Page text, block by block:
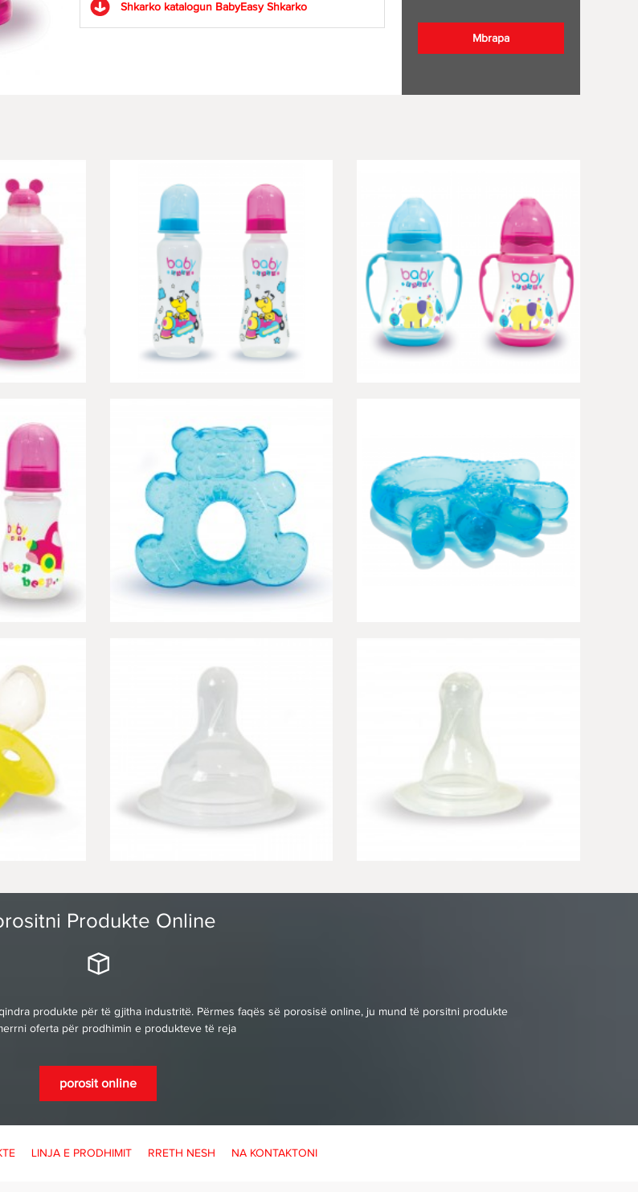
Shkarko katalogun BabyEasyShkarko
Mbrapa
Produkte Online
produkte për të gjitha industritë. Përmes faqës së porosisë online, ju mund të porsitni produkte
oferta për prodhimin e produkteve të reja
porosit online
LINJA E PRODHIMIT RRETH NESH NA KONTAKTONI